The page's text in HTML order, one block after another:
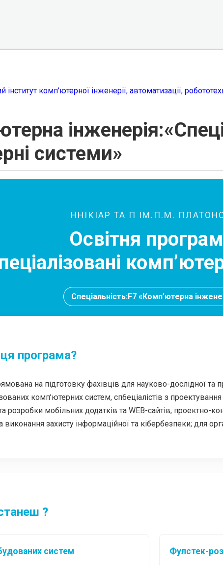
інститут комп’ютерної інженерії, автоматизації,
системи»
ННІКІАР ТА П ІМ.П.М.
Освітня
Спеціальність:F7 «Комп’ютерна
програма?
на підготовку фахівців для науково-дослідної та
комп’ютерних систем, сп6еціалістів з
розробки мобільних додатків та WEB-сайтів, проектно-
захисту інформаційної та кібербезпеки; для
?
систем Фулстек-